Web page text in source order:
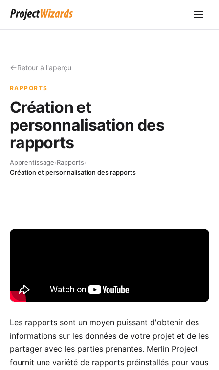
Retour à l'aperçu
RAPPORTS
Création et
personnalisation des
rapports
Apprentissage›Rapports›
Création et personnalisation des rapports
Les rapports sont un moyen puissant d'obtenir des
informations sur les données de votre projet et de les
partager avec les parties prenantes. Merlin Project
fournit une variété de rapports préinstallés pour vous